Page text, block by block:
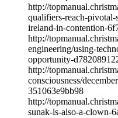
http://
qualifiers-reach-
ireland-in-contention-
http://
engineering/using-
opportunity-
http://
consciousness/
351063e9bb98
http://
sunak-is-also-a-clown-